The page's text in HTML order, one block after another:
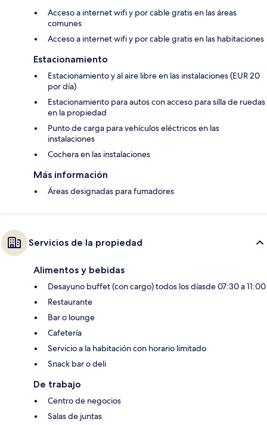
Acceso a internet wifi y por cable gratis en las áreas
comunes
Acceso a internet wifi y por cable gratis en las habitaciones
Estacionamiento
Estacionamiento y al aire libre en las instalaciones (EUR 20
por día)
Estacionamiento para autos con acceso para silla de ruedas
en la propiedad
Punto de carga para vehículos eléctricos en las
instalaciones
Cochera en las instalaciones
Más información
Áreas designadas para fumadores
Servicios de la propiedad
Alimentos y bebidas
Desayuno buffet (con cargo) todos los díasde 07:30 a 11:00
Restaurante
Bar o lounge
Cafetería
Servicio a la habitación con horario limitado
Snack bar o deli
De trabajo
Centro de negocios
Salas de juntas